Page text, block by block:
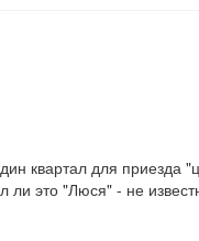
квартал для приезда
ли это "Люся" - не